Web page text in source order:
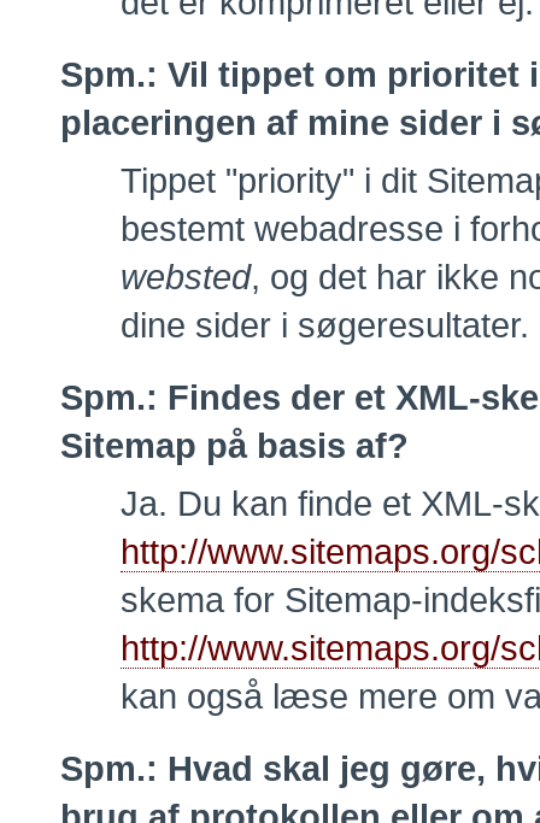
Spm.: Vil tippet om prioritet
placeringen af mine sider i
Tippet "priority" i dit
bestemt webadresse i
websted, og det har ikke
dine sider i søgeresultater.
Spm.: Findes der et XML-
Sitemap på basis af?
Ja. Du kan finde et XML-
http://www.sitemaps.org/
skema for Sitemap-
http://www.sitemaps.org/
kan også læse mere om
Spm.: Hvad skal jeg gøre,